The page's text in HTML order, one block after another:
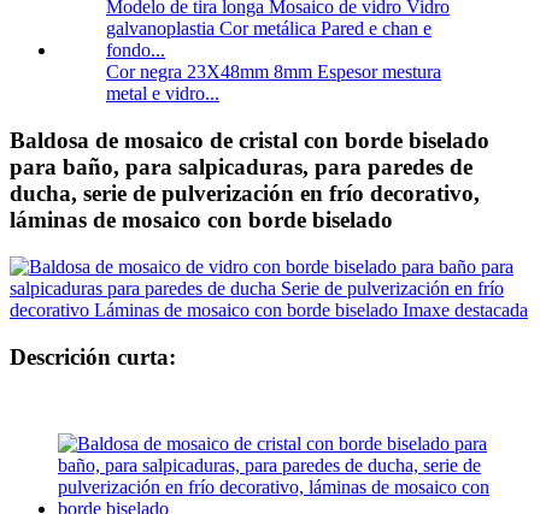
Cor negra 23X48mm 8mm Espesor mestura
metal e vidro...
Baldosa de mosaico de cristal con borde biselado
para baño, para salpicaduras, para paredes de
ducha, serie de pulverización en frío decorativo,
láminas de mosaico con borde biselado
Descrición curta: